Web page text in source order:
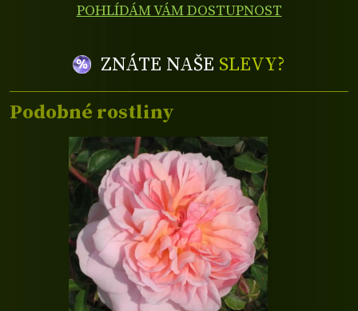
POHLÍDÁM VÁM DOSTUPNOST
ZNÁTE NAŠE SLEVY?
Podobné rostliny